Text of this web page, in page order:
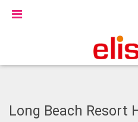
Long Beach Resort